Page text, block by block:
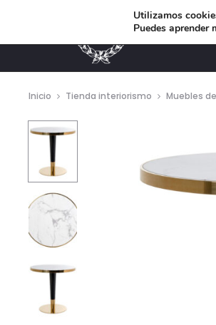
Inicio Tienda interiorismo Muebles
Utilizamos
Puedes